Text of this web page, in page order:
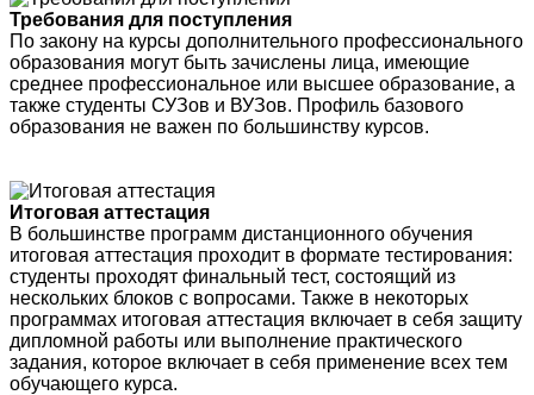
Требования для поступления
По закону на курсы дополнительного профессионального
образования могут быть зачислены лица, имеющие
среднее профессиональное или высшее образование, а
также студенты СУЗов и ВУЗов. Профиль базового
образования не важен по большинству курсов.
Итоговая аттестация
В большинстве программ дистанционного обучения
итоговая аттестация проходит в формате тестирования:
студенты проходят финальный тест, состоящий из
нескольких блоков с вопросами. Также в некоторых
программах итоговая аттестация включает в себя защиту
дипломной работы или выполнение практического
задания, которое включает в себя применение всех тем
обучающего курса.